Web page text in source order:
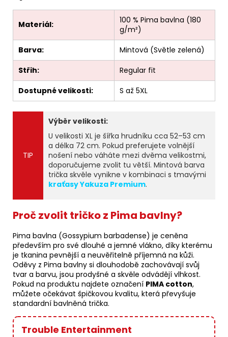
Materiál:
100 % Pima bavlna (180
g/m²)
Barva:
Mintová (Světle zelená)
Střih:
Regular fit
Dostupné velikosti:
S až 5XL
TIP
Výběr velikosti:
U velikosti XL je šířka hrudníku cca 52–53 cm
a délka 72 cm. Pokud preferujete volnější
nošení nebo váháte mezi dvěma velikostmi,
doporučujeme zvolit tu větší. Mintová barva
trička skvěle vynikne v kombinaci s tmavými
kraťasy Yakuza Premium.
Proč zvolit tričko z Pima bavlny?
Pima bavlna (Gossypium barbadense) je ceněna
především pro své dlouhé a jemné vlákno, díky kterému
je tkanina pevnější a neuvěřitelně příjemná na kůži.
Oděvy z Pima bavlny si dlouhodobě zachovávají svůj
tvar a barvu, jsou prodyšné a skvěle odvádějí vlhkost.
Pokud na produktu najdete označení PIMA cotton,
můžete očekávat špičkovou kvalitu, která převyšuje
standardní bavlněná trička.
Trouble Entertainment